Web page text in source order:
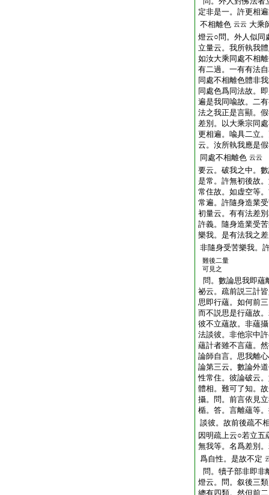
定非是一。許更相
不相離色 云云 大乘
燈云○問。外人似同
立量云。我所執我
如汝大乘同處不相
有二過。一有有法
同處不相離色體非
同處色爲同法故。
遍是我同喩故。二
法之我正是言顯。
差別。以大乘宗同
更相遍。喩具二立
云。汝所執我應是
同處不相離色 云云
要云。破我之中。
是常。許無初後故
常住故。如虚空等
常遍。許隨身造業
初量云。有有法差
許義。隨身造業受
樂我。是有法我之
非隨身受苦樂我。
難後二量
可見之
問。數論思我即蘊
祕云。疏前説三計
思即行蘊。如何前
而不説思是行蘊故
彼不立蘊故。非蘊
法談彼。非他宗中
蘊計者雖不言蘊。
論師自言。思我離
論第三云。數論外
性常住。彼論破云
體相。難可了知。
攝。問。前言依見
楯。答。言離蘊等
談彼。故前後疏不
因明疏上云○若立五
無我等。名爲差別
爲自性。是故不定
問。犢子部非即非
燈云。問。叙後三
總有四類。然但前